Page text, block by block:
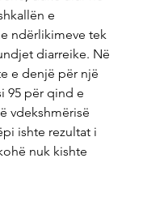
e
ndërlikimeve tek
diarreike. Në
e denjë për një
95 për qind e
vdekshmërisë
ishte rezultat i
nuk kishte